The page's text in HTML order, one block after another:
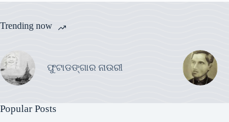
Trending now
ଫୁଟାଡଙ୍ଗାର ନାଉରୀ
Popular Posts